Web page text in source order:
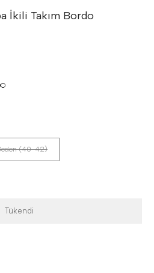
İkili Takım Bordo
(40-42)
Tükendi